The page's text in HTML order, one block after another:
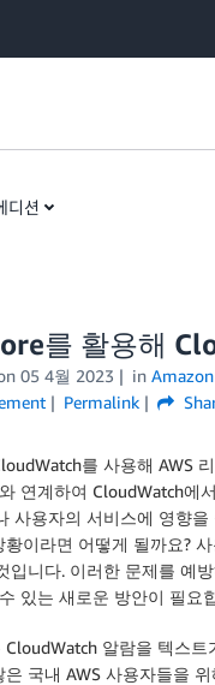
디션
를 활용해
05 4월 2023 in
Permalink
를 사용해 AWS
와 연계하여 CloudWatch에
사용자의 서비스에 영향
이라면 어떻게 될까요?
입니다. 이러한 문제를 예
있는 새로운 방안이 필요
CloudWatch 알람을 텍스
국내 AWS 사용자들을